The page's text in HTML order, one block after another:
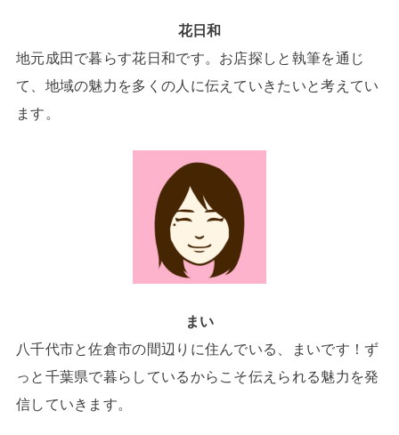
花日和
地元成田で暮らす花日和です。お店探しと執筆を通じ
て、地域の魅力を多くの人に伝えていきたいと考えてい
ます。
まい
八千代市と佐倉市の間辺りに住んでいる、まいです！ず
っと千葉県で暮らしているからこそ伝えられる魅力を発
信していきます。